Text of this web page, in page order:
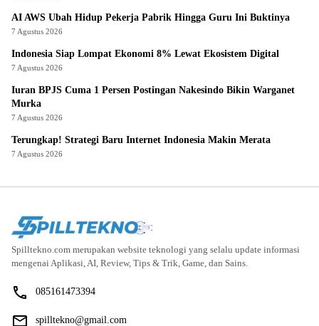
AI AWS Ubah Hidup Pekerja Pabrik Hingga Guru Ini Buktinya
7 Agustus 2026
Indonesia Siap Lompat Ekonomi 8% Lewat Ekosistem Digital
7 Agustus 2026
Iuran BPJS Cuma 1 Persen Postingan Nakesindo Bikin Warganet
Murka
7 Agustus 2026
Terungkap! Strategi Baru Internet Indonesia Makin Merata
7 Agustus 2026
Spilltekno.com merupakan website teknologi yang selalu update informasi
mengenai Aplikasi, AI, Review, Tips & Trik, Game, dan Sains.
085161473394
spilltekno@gmail.com